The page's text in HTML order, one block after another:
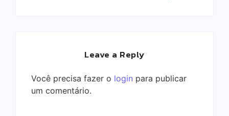
Leave a Reply
Você precisa fazer o login para publicar
um comentário.